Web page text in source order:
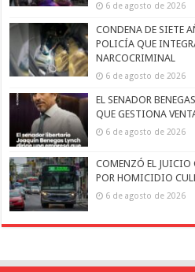
6 de agosto de 2026
CONDENA DE SIETE
POLICÍA QUE
NARCOCRIMINAL
6 de agosto de 2026
EL SENADOR
QUE GESTIONA
6 de agosto de 2026
COMENZÓ EL JUICIO
POR HOMICIDIO
6 de agosto de 2026